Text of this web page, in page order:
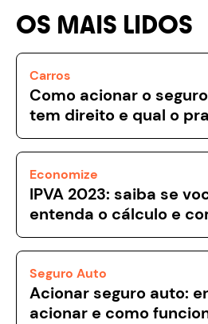
OS MAIS LIDOS
Carros
Como acionar o
tem direito e qual o
Economize
IPVA 2023: saiba se
entenda o cálculo e
Seguro Auto
Acionar seguro auto:
acionar e como